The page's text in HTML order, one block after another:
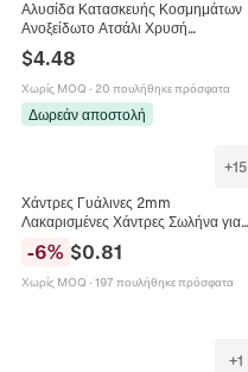
Αλυσίδα Κατασκευής Κοσμημάτων
Ανοξείδωτο Ατσάλι Χρυσή
Χάντρες Λουλουδιών Για DIY Κολιέ
Βραχιόλι Αξεσουάρ
$4.48
Χωρίς MOQ · 20 πουλήθηκε πρόσφατα
Δωρεάν αποστολή
+15
Χάντρες Γυάλινες 2mm
Λακαρισμένες Χάντρες Σωλήνα για
DIY Χειροποίητα Βραχιόλια Κολιέ
Αξεσουάρ Κοσμημάτων Χάντρες
Ρυζιού Πολύχρωμες
-6% $0.81
Χωρίς MOQ · 197 πουλήθηκε πρόσφατα
+1